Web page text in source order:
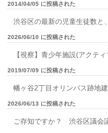
2014/04/05 に投稿された
渋谷区の最新の児童生徒数と
2026/06/10 に投稿された
【視察】青少年施設(アクテ
2019/07/09 に投稿された
幡ヶ谷2丁目オリンパス跡地
2026/06/13 に投稿された
ご存知ですか？ 渋谷区議会